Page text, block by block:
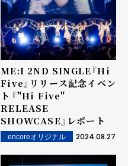
ME:I 2ND SINGLE『Hi
Five』リリース記念イベン
ト――『"Hi Five"
RELEASE
SHOWCASE』レポート
encoreオリジナル 2024.08.27